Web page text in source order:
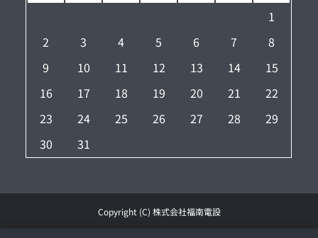
1
2
3 4 5 6 7
8
9
10 11 12 13 14
15
16
17 18 19 20 21
22
23
24 25 26 27 28
29
30
31
Copyright (C) 株式会社福南電設